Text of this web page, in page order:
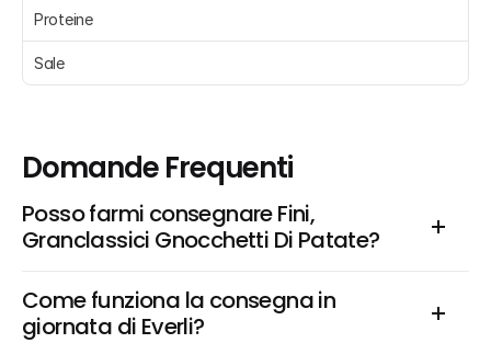
Proteine
Sale
Domande Frequenti
Posso farmi consegnare Fini,
Granclassici Gnocchetti Di Patate?
Come funziona la consegna in
giornata di Everli?